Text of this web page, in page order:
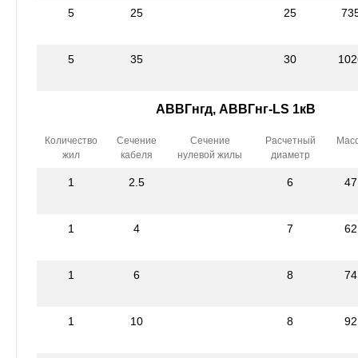
5 25 25
5 35 30
АВВГнгд, АВВГнг-LS 1кВ
Количество
жил
Сечение
кабеля
Сечение
нулевой жилы
Расчетный
диаметр
1 2.5 6 47
1 4 7 62
1 6 8 74
1 10 8 92